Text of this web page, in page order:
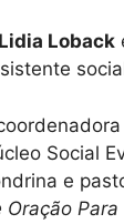
Lidia Loback
Social
e
Oração